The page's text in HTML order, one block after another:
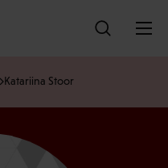
Katariina Stoor